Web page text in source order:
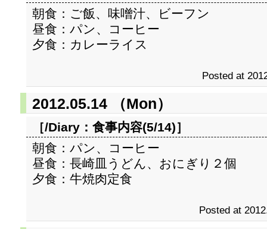
朝食：ご飯、味噌汁、ビーフン
昼食：パン、コーヒー
夕食：カレーライス
Posted at
2012.05.14 （Mon）
［/Diary： 食事内容(5/14)］
朝食：パン、コーヒー
昼食：長崎皿うどん、おにぎり２個
夕食：牛焼肉定食
Posted at